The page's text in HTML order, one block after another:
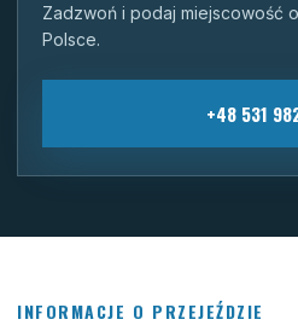
Zadzwoń i podaj miejscowość
Polsce.
+48 531
INFORMACJE O PRZEJEŹDZIE